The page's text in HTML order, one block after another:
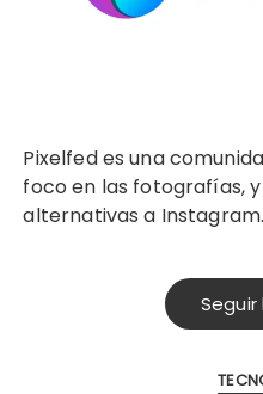
Pixelfed es una comunidad descentralizada con
foco en las fotografías,
alternativas a Instagram.